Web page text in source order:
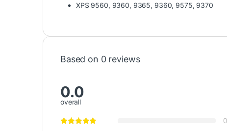
XPS 9560, 9360, 9365, 9360, 9575, 9370
Based on 0 reviews
0.0
overall
0